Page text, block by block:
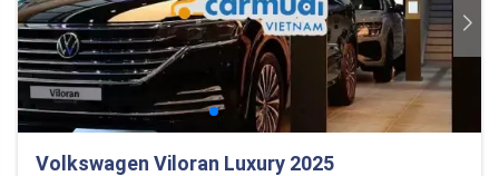
Volkswagen Viloran Luxury 2025